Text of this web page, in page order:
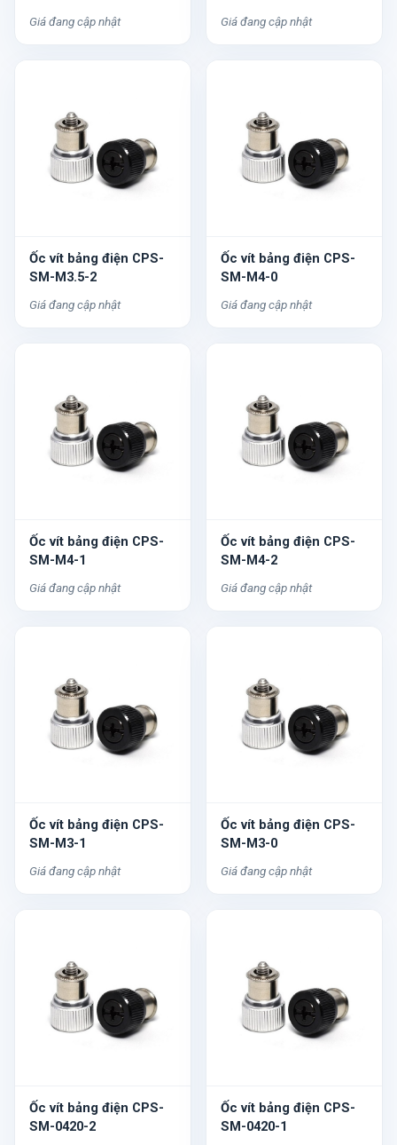
Giá đang cập nhật Giá đang cập nhật
Ốc vít bảng điện CPS-
SM-M3.5-2
Giá đang cập nhật
Ốc vít bảng điện CPS-
SM-M4-0
Giá đang cập nhật
Ốc vít bảng điện CPS-
SM-M4-1
Giá đang cập nhật
Ốc vít bảng điện CPS-
SM-M4-2
Giá đang cập nhật
Ốc vít bảng điện CPS-
SM-M3-1
Giá đang cập nhật
Ốc vít bảng điện CPS-
SM-M3-0
Giá đang cập nhật
Ốc vít bảng điện CPS-
SM-0420-2
Ốc vít bảng điện CPS-
SM-0420-1